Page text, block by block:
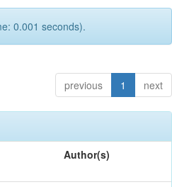
0.001 seconds).
previous 1 next
Author(s)